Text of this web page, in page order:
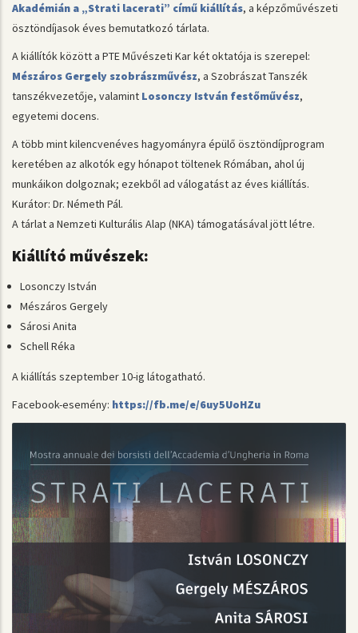
Akadémián a „Strati lacerati” című kiállítás, a képzőművészeti
ösztöndíjasok éves bemutatkozó tárlata.
A kiállítók között a PTE Művészeti Kar két oktatója is szerepel:
Mészáros Gergely szobrászművész, a Szobrászat Tanszék
tanszékvezetője, valamint Losonczy István festőművész,
egyetemi docens.
A több mint kilencvenéves hagyományra épülő ösztöndíjprogram
keretében az alkotók egy hónapot töltenek Rómában, ahol új
munkáikon dolgoznak; ezekből ad válogatást az éves kiállítás.
Kurátor: Dr. Németh Pál.
A tárlat a Nemzeti Kulturális Alap (NKA) támogatásával jött létre.
Kiállító művészek:
Losonczy István
Mészáros Gergely
Sárosi Anita
Schell Réka
A kiállítás szeptember 10-ig látogatható.
Facebook-esemény: https://fb.me/e/6uy5UoHZu